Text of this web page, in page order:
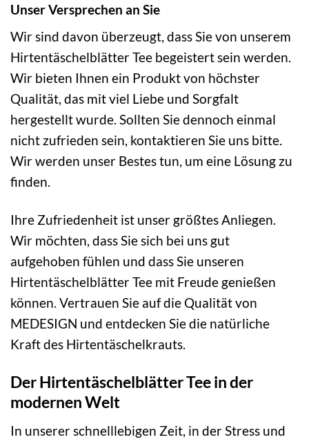
Unser Versprechen an Sie
Wir sind davon überzeugt, dass Sie von unserem
Hirtentäschelblätter Tee begeistert sein werden.
Wir bieten Ihnen ein Produkt von höchster
Qualität, das mit viel Liebe und Sorgfalt
hergestellt wurde. Sollten Sie dennoch einmal
nicht zufrieden sein, kontaktieren Sie uns bitte.
Wir werden unser Bestes tun, um eine Lösung zu
finden.
Ihre Zufriedenheit ist unser größtes Anliegen.
Wir möchten, dass Sie sich bei uns gut
aufgehoben fühlen und dass Sie unseren
Hirtentäschelblätter Tee mit Freude genießen
können. Vertrauen Sie auf die Qualität von
MEDESIGN und entdecken Sie die natürliche
Kraft des Hirtentäschelkrauts.
Der Hirtentäschelblätter Tee in der
modernen Welt
In unserer schnelllebigen Zeit, in der Stress und